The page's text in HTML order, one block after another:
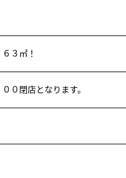
３㎡！
０閉店となります。